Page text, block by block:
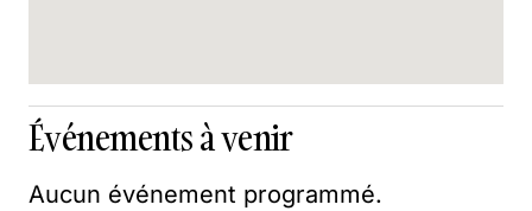
Événements à venir
Aucun événement programmé.